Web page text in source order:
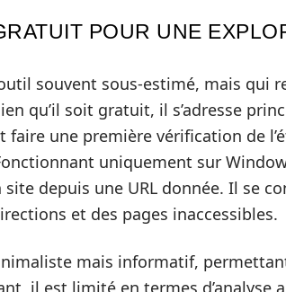
POUR UNE
souvent sous-estimé, mais qui
qu’il soit gratuit, il s’adresse
une première vérification de
uniquement sur
site depuis une URL donnée. Il se
et des pages inaccessibles.
mais informatif,
il est limité en termes d’analyse